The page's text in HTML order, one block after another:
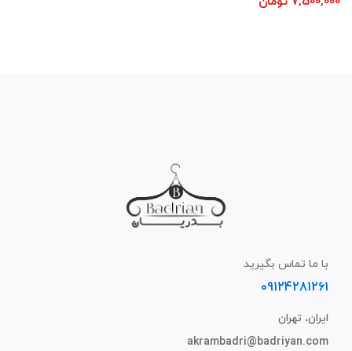
با ما تماس بگیرید
09124281261
ایران، تهران
akrambadri@badriyan.com